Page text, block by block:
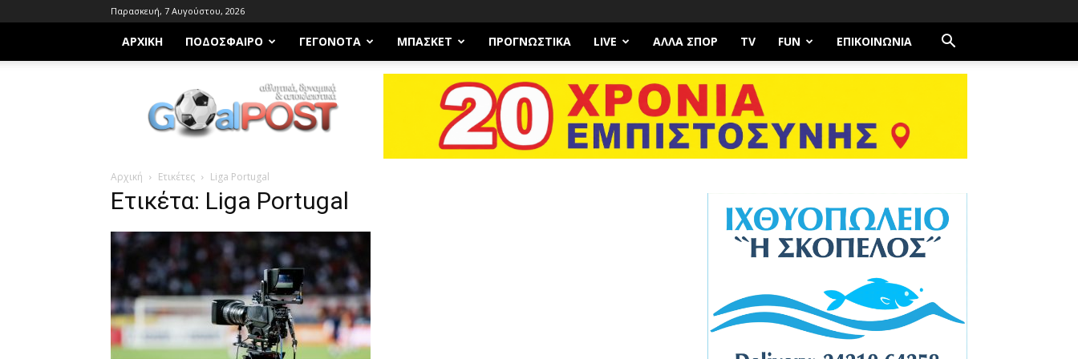
Παρασκευή, 7 Αυγούστου, 2026
ΑΡΧΙΚΗ ΠΟΔΌΣΦΑΙΡΟ ΓΕΓΟΝΌΤΑ ΜΠΆΣΚΕΤ ΠΡΟΓΝΩΣΤΙΚΑ LIVE ΆΛΛΑ ΣΠΟΡ TV FUN ΕΠΙΚΟΙΝΩΝΊΑ
Goalpost.gr
Αρχική Ετικέτες Liga Portugal
Ετικέτα: Liga Portugal